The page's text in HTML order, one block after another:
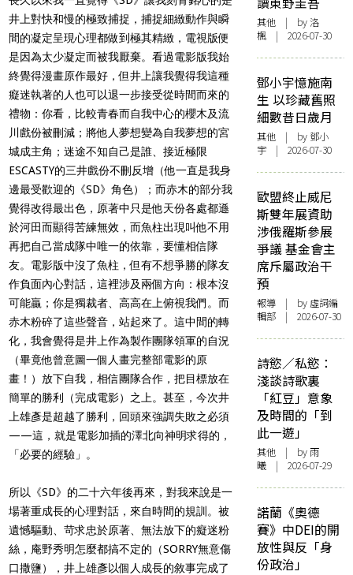
井上對快和慢的極致捕捉，捕捉細緻動作與瞬
間的凝定呈現心理都做到極其精緻，電視版便
是因為太少凝定而被我厭棄。看過電影版我始
終覺得漫畫原作最好，但井上讓我覺得我這種
癡迷執著的人也可以退一步接受從時間而來的
禮物：你看，比較青春而自我中心的櫻木及流
川戲份被刪減；將他人夢想變為自我夢想的宮
城成主角；迷途不知自己是誰、接近極限
ESCASTY的三井戲份不刪反增（他一直是我身
邊最受歡迎的《SD》角色）；而赤木的部分我
覺得改得最出色，原著中只是他天份各處都遜
於河田而顯得苦練無效，而魚柱出現叫他不用
再把自己當成隊中唯一的依靠，要懂相信隊
友。電影版中沒了魚柱，但有不想爭勝的隊友
作負面內心對話，這裡涉及兩個方向：根本沒
可能贏；你是獨裁者、高高在上俯視我們。而
赤木粉碎了這些聲音，站起來了。這中間的轉
化，我會覺得是井上作為製作團隊領軍的自況
（畢竟他曾意圖一個人畫完整部電影的原
畫！）放下自我，相信團隊合作，把目標放在
簡單的勝利（完成電影）之上。甚至，今次井
上雄彥是超越了勝利，回頭來強調失敗之必須
——這，就是電影加插的澤北向神明求得的，
「必要的經驗」。
所以《SD》的二十六年後再來，對我來說是一
場著重成長的心理對話，來自時間的規訓。被
遺憾驅動、苛求忠於原著、無法放下的癡迷粉
絲，庵野秀明怎麼都搞不定的（SORRY無意傷
口撒鹽），井上雄彥以個人成長的敘事完成了
其他 | by洛
楓 | 2026-07-30
鄧小宇憶施南
生 以珍藏舊照
細數昔日歲月
其他 | by 鄧小
宇 | 2026-07-30
歐盟終止威尼
斯雙年展資助
涉俄羅斯參展
爭議 基金會主
席斥屬政治干
預
報導 | by 虛詞編
輯部 | 2026-07-30
詩慾／私慾：
淺談詩歌裏
「紅豆」意象
及時間的「到
此一遊」
其他 | by 雨
曦 | 2026-07-29
諾蘭《奧德
賽》中DEI的開
放性與反「身
份政治」